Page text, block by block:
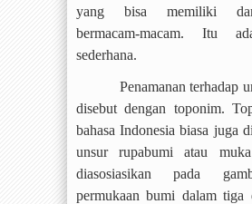
yang bisa memiliki
bermacam-macam. Itu
sederhana.
Penamanan terhadap
disebut dengan toponim.
bahasa Indonesia biasa juga
unsur rupabumi atau
diasosiasikan pada
permukaan bumi dalam tiga